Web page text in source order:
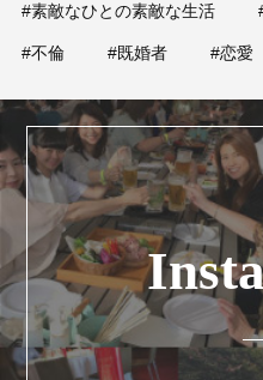
#素敵なひとの素敵な生活
#不倫 #既婚者 #恋愛